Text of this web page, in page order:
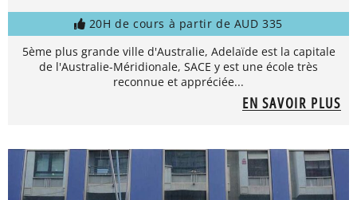
20H de cours à partir de AUD 335
5ème plus grande ville d'Australie, Adelaïde est la capitale
de l'Australie-Méridionale, SACE y est une école très
reconnue et appréciée...
EN SAVOIR PLUS